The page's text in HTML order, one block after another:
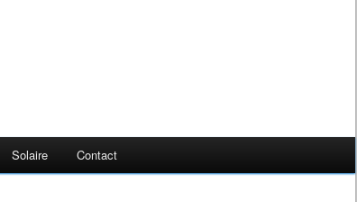
Solaire Contact